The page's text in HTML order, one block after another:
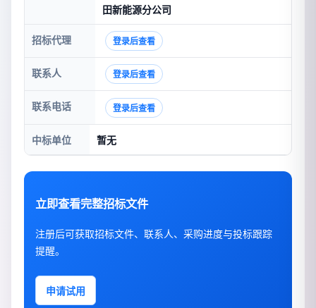
田新能源分公司
招标代理 登录后查看
联系人 登录后查看
联系电话 登录后查看
中标单位 暂无
立即查看完整招标文件
注册后可获取招标文件、联系人、采购进度与投标跟踪
提醒。
申请试用